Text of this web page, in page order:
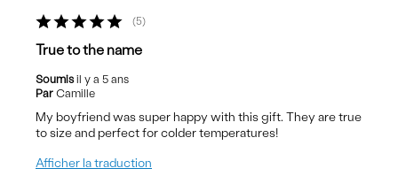
5
True to the name
Soumisil y a 5 ans
Par Camille
My boyfriend was super happy with this gift. They are true
to size and perfect for colder temperatures!
Afficher la traduction